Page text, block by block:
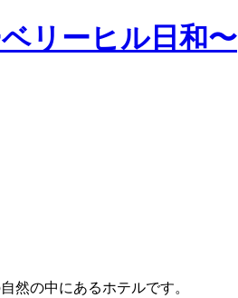
リーヒル日和〜
然の中にあるホテルです。